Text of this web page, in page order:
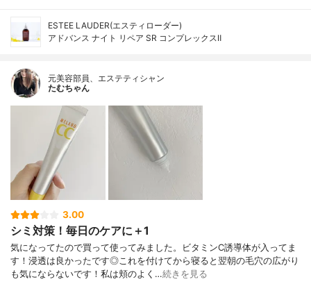
ESTEE LAUDER(エスティローダー)
アドバンス ナイト リペア SR コンプレックスⅡ
元美容部員、エステティシャン
たむちゃん
3.00
シミ対策！毎日のケアに＋1
気になってたので買って使ってみました。ビタミンC誘導体が入ってま
す！浸透は良かったです◎これを付けてから寝ると翌朝の毛穴の広がり
も気にならないです！私は頬のよく…続きを見る